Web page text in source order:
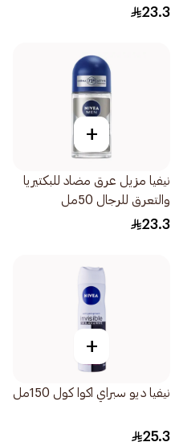
23.3
+
نيفيا مزيل عرق مضاد للبكتيريا
والتعرق للرجال 50مل
23.3
+
نيفيا ديو سبراي اكوا كول 150مل
25.3